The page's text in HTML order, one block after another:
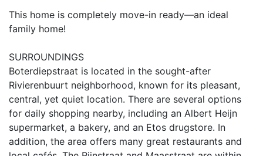
This home is completely move-in ready—an ideal
family home!
SURROUNDINGS
Boterdiepstraat is located in the sought-after
Rivierenbuurt neighborhood, known for its pleasant,
central, yet quiet location. There are several options
for daily shopping nearby, including an Albert Heijn
supermarket, a bakery, and an Etos drugstore. In
addition, the area offers many great restaurants and